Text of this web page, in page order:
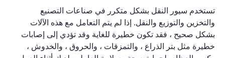
تستخدم سيور النقل بشكل متكرر في صناعات التصنيع
والتخزين والتوزيع والنقل. إذا لم يتم التعامل مع هذه الآلات
بشكل صحيح ، فقد تكون خطيرة للغاية وقد تؤدي إلى إصابات
خطيرة مثل بتر الذراع ، والتمزقات ، والحروق ، والخدوش ،